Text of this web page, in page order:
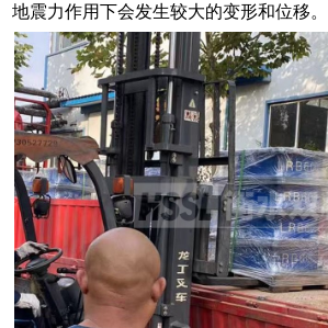
地震力作用下会发生较大的变形和位移。